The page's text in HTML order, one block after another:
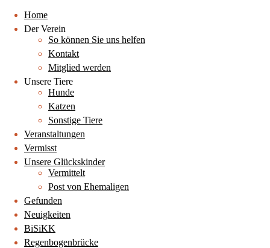
Home
Der Verein
So können Sie uns helfen
Kontakt
Mitglied werden
Unsere Tiere
Hunde
Katzen
Sonstige Tiere
Veranstaltungen
Vermisst
Unsere Glückskinder
Vermittelt
Post von Ehemaligen
Gefunden
Neuigkeiten
BiSiKK
Regenbogenbrücke